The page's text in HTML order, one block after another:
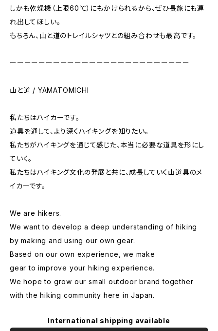
しかも乾燥機（上限60℃）にもかけられるから、ぜひ長旅にも連
れ出してほしい。
もちろん、山と道のトレイルシャツとの組み合わせも最高です。
ーーーーーーーーーーーーーーーーーーーーーーーーー
山と道 / YAMATOMICHI
私たちはハイカーです。
道具を通して、より深くハイキングを知りたい。
私たちがハイキングを通じて感じた、本当に必要な道具を形にし
ていく。
私たちはハイキング文化の発展と共に、成長していく山道具のメ
イカーです。
We are hikers.
We want to develop a deep understanding of hiking
by making and using our own gear.
Based on our own experience, we make
gear to improve your hiking experience.
We hope to grow our small outdoor brand together
with the hiking community here in Japan.
International shipping available